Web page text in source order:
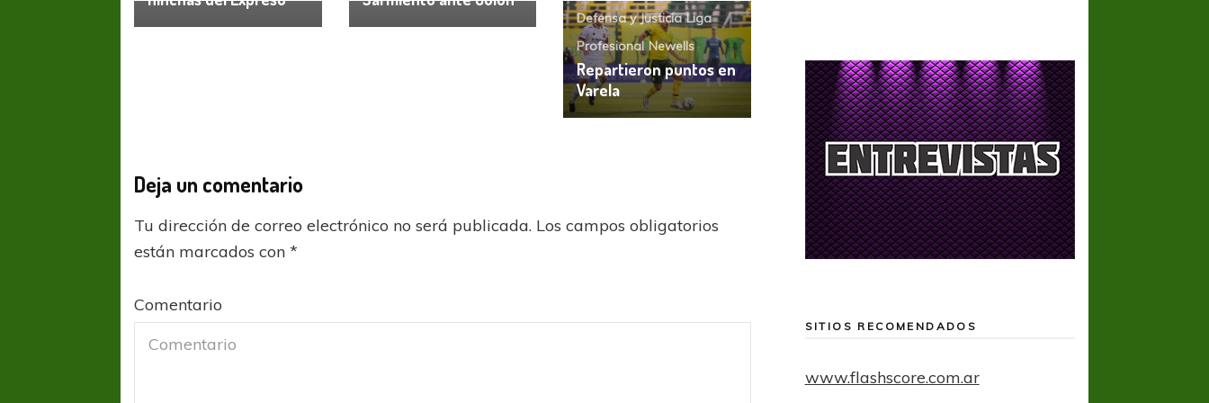
Defensa y Justicia Liga
Profesional Newells
Repartieron puntos en
Varela
Deja un comentario
Tu dirección de correo electrónico no será publicada. Los campos obligatorios
están marcados con*
Comentario
SITIOS RECOMENDADOS
www.flashscore.com.ar